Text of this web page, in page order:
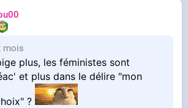
mois
plus, les féministes sont
et plus dans le délire "mon
?